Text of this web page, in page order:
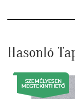
Hasonló